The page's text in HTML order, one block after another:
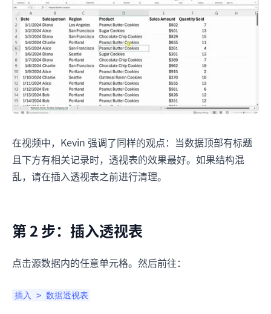
在视频中，Kevin 强调了同样的观点：当数据顶部有标题
且下方有相关记录时，透视表的效果最好。如果结构混
乱，请在插入透视表之前进行清理。
第 2 步：插入透视表
点击源数据内的任意单元格。然后前往：
插入 > 数据透视表